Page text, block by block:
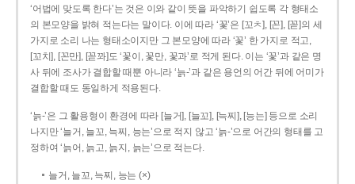
‘어법에 맞도록 한다’는 것은 이와 같이 뜻을 파악하기 쉽도록 각 형태소
의 본모양을 밝혀 적는다는 말이다. 이에 따라 ‘꽃’은 [꼬ㅊ], [꼰], [꼳]의 세
가지로 소리 나는 형태소이지만 그 본모양에 따라 ‘꽃’ 한 가지로 적고,
[꼬치], [꼰만], [꼳꽈]도 ‘꽃이, 꽃만, 꽃과’로 적게 된다. 이는 ‘꽃’과 같은 명
사 뒤에 조사가 결합할 때뿐 아니라 ‘늙-’과 같은 용언의 어간 뒤에 어미가
결합할 때도 동일하게 적용된다.
‘늙-’은 그 활용형이 환경에 따라 [늘거], [늘꼬], [늑찌], [능는] 등으로 소리
나지만 ‘늘거, 늘꼬, 늑찌, 능는’으로 적지 않고 ‘늙-’으로 어간의 형태를 고
정하여 ‘늙어, 늙고, 늙지, 늙는’으로 적는다.
늘거, 늘꼬, 늑찌, 능는 (×)